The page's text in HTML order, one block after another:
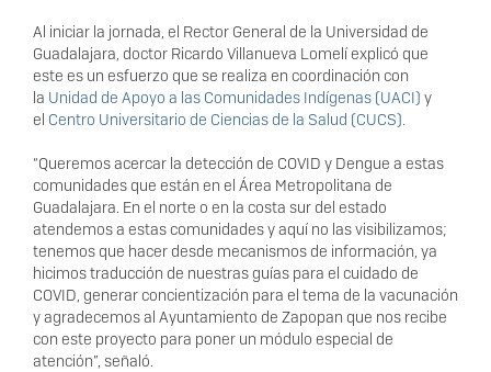
Al iniciar la jornada, el Rector General de la Universidad de
Guadalajara, doctor Ricardo Villanueva Lomelí explicó que
este es un esfuerzo que se realiza en coordinación con
la Unidad de Apoyo a las Comunidades Indígenas (UACI) y
el Centro Universitario de Ciencias de la Salud (CUCS).
“Queremos acercar la detección de COVID y Dengue a estas
comunidades que están en el Área Metropolitana de
Guadalajara. En el norte o en la costa sur del estado
atendemos a estas comunidades y aquí no las visibilizamos;
tenemos que hacer desde mecanismos de información, ya
hicimos traducción de nuestras guías para el cuidado de
COVID, generar concientización para el tema de la vacunación
y agradecemos al Ayuntamiento de Zapopan que nos recibe
con este proyecto para poner un módulo especial de
atención”, señaló.